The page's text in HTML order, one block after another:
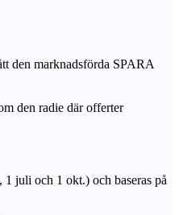
den marknadsförda SPARA
den radie där offerter
juli och 1 okt.) och baseras på